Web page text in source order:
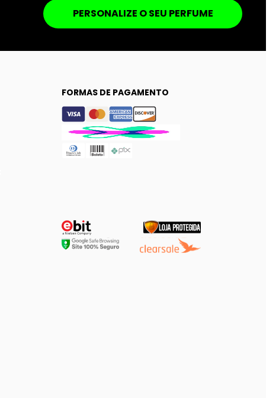
PERSONALIZE O SEU PERFUME
FORMAS DE PAGAMENTO